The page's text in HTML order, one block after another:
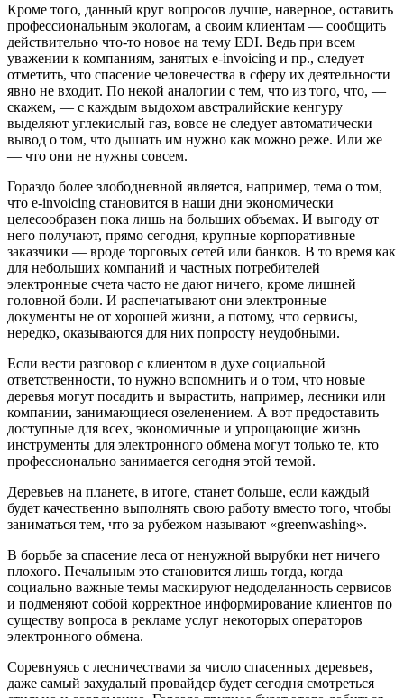
Кроме того, данный круг вопросов лучше, наверное, оставить
профессиональным экологам, а своим клиентам — сообщить
действительно что-то новое на тему EDI. Ведь при всем
уважении к компаниям, занятых e-invoicing и пр., следует
отметить, что спасение человечества в сферу их деятельности
явно не входит. По некой аналогии с тем, что из того, что, —
скажем, — с каждым выдохом австралийские кенгуру
выделяют углекислый газ, вовсе не следует автоматически
вывод о том, что дышать им нужно как можно реже. Или же
— что они не нужны совсем.
Гораздо более злободневной является, например, тема о том,
что e-invoicing становится в наши дни экономически
целесообразен пока лишь на больших объемах. И выгоду от
него получают, прямо сегодня, крупные корпоративные
заказчики — вроде торговых сетей или банков. В то время как
для небольших компаний и частных потребителей
электронные счета часто не дают ничего, кроме лишней
головной боли. И распечатывают они электронные
документы не от хорошей жизни, а потому, что сервисы,
нередко, оказываются для них попросту неудобными.
Если вести разговор с клиентом в духе социальной
ответственности, то нужно вспомнить и о том, что новые
деревья могут посадить и вырастить, например, лесники или
компании, занимающиеся озеленением. А вот предоставить
доступные для всех, экономичные и упрощающие жизнь
инструменты для электронного обмена могут только те, кто
профессионально занимается сегодня этой темой.
Деревьев на планете, в итоге, станет больше, если каждый
будет качественно выполнять свою работу вместо того, чтобы
заниматься тем, что за рубежом называют «greenwashing».
В борьбе за спасение леса от ненужной вырубки нет ничего
плохого. Печальным это становится лишь тогда, когда
социально важные темы маскируют недоделанность сервисов
и подменяют собой корректное информирование клиентов по
существу вопроса в рекламе услуг некоторых операторов
электронного обмена.
Соревнуясь с лесничествами за число спасенных деревьев,
даже самый захудалый провайдер будет сегодня смотреться